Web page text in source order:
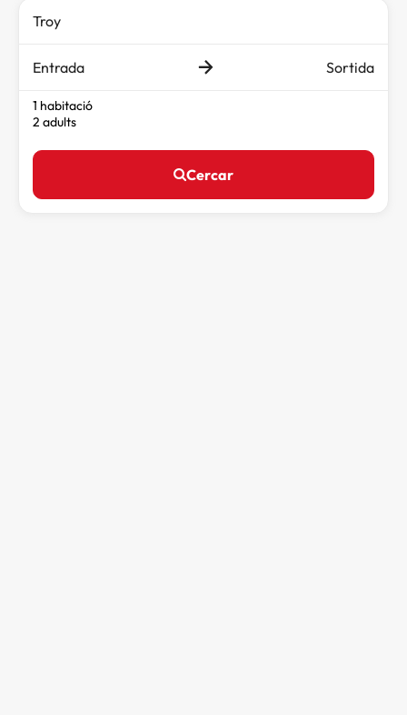
Entrada Sortida
1 habitació
2 adults
Cercar